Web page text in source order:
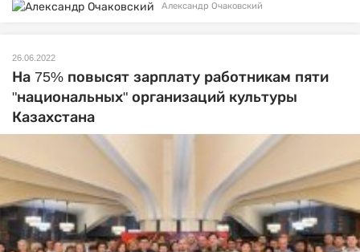
Александр Очаковский
26.06.2022
На 75% повысят зарплату работникам пяти
"национальных" организаций культуры
Казахстана